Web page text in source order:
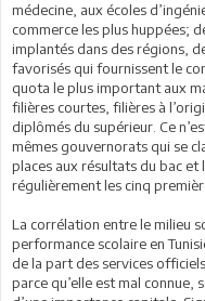
médecine, aux écoles
commerce les plus huppées;
implantés dans des régions,
favorisés qui fournissent le
quota le plus important aux
filières courtes, filières à
diplômés du supérieur. Ce
mêmes gouvernorats qui se
places aux résultats du bac
régulièrement les cinq
La corrélation entre le milieu
performance scolaire en
de la part des services
parce qu’elle est mal